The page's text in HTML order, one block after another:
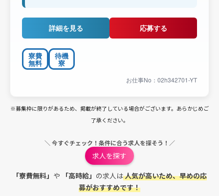
詳細を見る 応募する
寮費
無料
待機
寮
お仕事No：02h342701-YT
※募集枠に限りがあるため、掲載が終了している場合がございます。あらかじめご
了承ください。
＼ 今すぐチェック！条件に合う求人を探そう！／
求人を探す
「寮費無料」 や 「高時給」 の求人は人気が高いため、早めの応
募がおすすめです！